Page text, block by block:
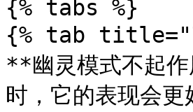
{% tabs %}
{% tab
**幽灵模式不起作
时，它的表现会更